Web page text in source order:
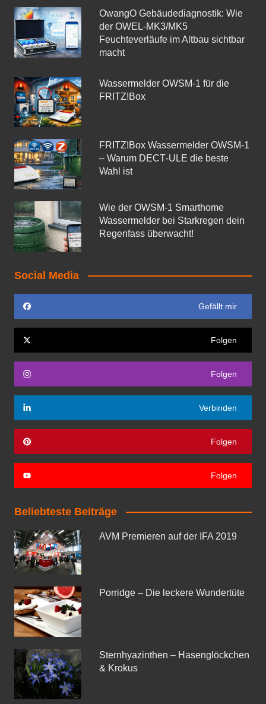
OwangO Gebäudediagnostik: Wie
der OWEL‑MK3/MK5
Feuchteverläufe im Altbau sichtbar
macht
Wassermelder OWSM‑1 für die
FRITZ!Box
FRITZ!Box Wassermelder OWSM-1
– Warum DECT‑ULE die beste
Wahl ist
Wie der OWSM‑1 Smarthome
Wassermelder bei Starkregen dein
Regenfass überwacht!
Social Media
Gefällt mir
Folgen
Folgen
Verbinden
Folgen
Folgen
Beliebteste Beiträge
AVM Premieren auf der IFA 2019
Porridge – Die leckere Wundertüte
Sternhyazinthen – Hasenglöckchen
& Krokus